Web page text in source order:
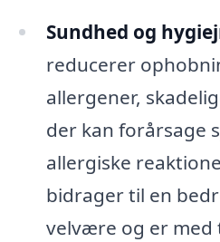
Sundhed og
reducerer
allergener,
der kan forårsage
allergiske
bidrager til en
velvære og er med